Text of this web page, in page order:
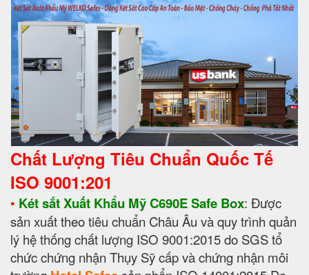
Chất Lượng Tiêu Chuẩn Quốc Tế
ISO 9001:201
• Két sắt Xuất Khẩu Mỹ C690E Safe Box: Được
sản xuất theo tiêu chuẩn Châu Âu và quy trình quản
lý hệ thống chất lượng ISO 9001:2015 do SGS tổ
chức chứng nhận Thụy Sỹ cấp và chứng nhận môi